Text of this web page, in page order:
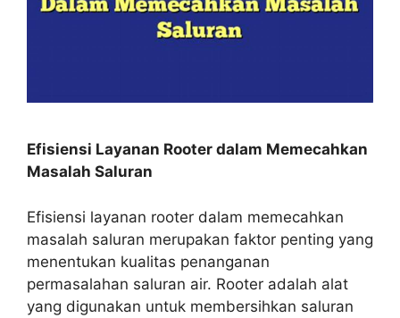
Efisiensi Layanan Rooter dalam Memecahkan
Masalah Saluran
Efisiensi layanan rooter dalam memecahkan
masalah saluran merupakan faktor penting yang
menentukan kualitas penanganan
permasalahan saluran air. Rooter adalah alat
yang digunakan untuk membersihkan saluran